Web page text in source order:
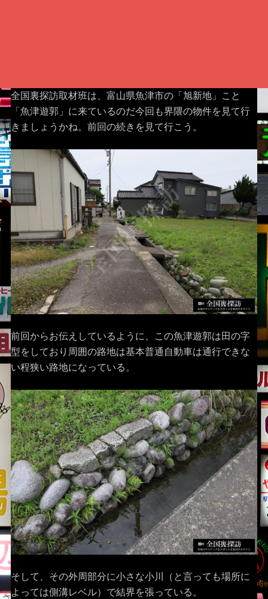
全国裏探訪取材班は、富山県魚津市の「旭新地」こと
「魚津遊郭」に来ているのだ今回も界隈の物件を見て行
きましょうかね。前回の続きを見て行こう。
前回からお伝えしているように、この魚津遊郭は田の字
型をしており周囲の路地は基本普通自動車は通行できな
い程狭い路地になっている。
そして、その外周部分に小さな小川（と言っても場所に
よっては側溝レベル）で結界を張っている。